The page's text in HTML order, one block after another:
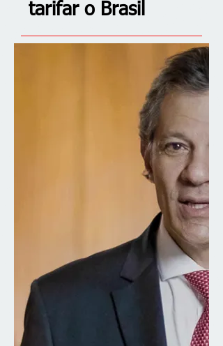
tarifar o Brasil